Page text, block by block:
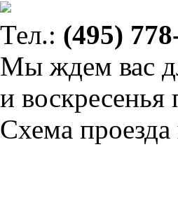
Тел.: (495)
Мы ждем вас
и
Схема